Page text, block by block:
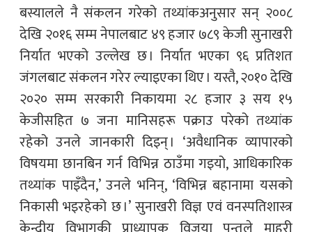
बस्यालले नै संकलन गरेको तथ्यांकअनुसार सन् २००८
देखि २०१६ सम्म नेपालबाट ४९ हजार ७८९ केजी सुनाखरी
निर्यात भएको उल्लेख छ । निर्यात भएका ९६ प्रतिशत
जंगलबाट संकलन गरेर ल्याइएका थिए । यस्तै, २०१० देखि
२०२० सम्म सरकारी निकायमा २८ हजार ३ सय १५
केजीसहित ७ जना मानिसहरू पक्राउ परेको तथ्यांक
रहेको उनले जानकारी दिइन् । ‘अवैधानिक व्यापारको
विषयमा छानबिन गर्न विभिन्न ठाउँमा गइयो, आधिकारिक
तथ्यांक पाइँदैन,’ उनले भनिन्, ‘विभिन्न बहानामा यसको
निकासी भइरहेको छ ।’ सुनाखरी विज्ञ एवं वनस्पतिशास्त्र